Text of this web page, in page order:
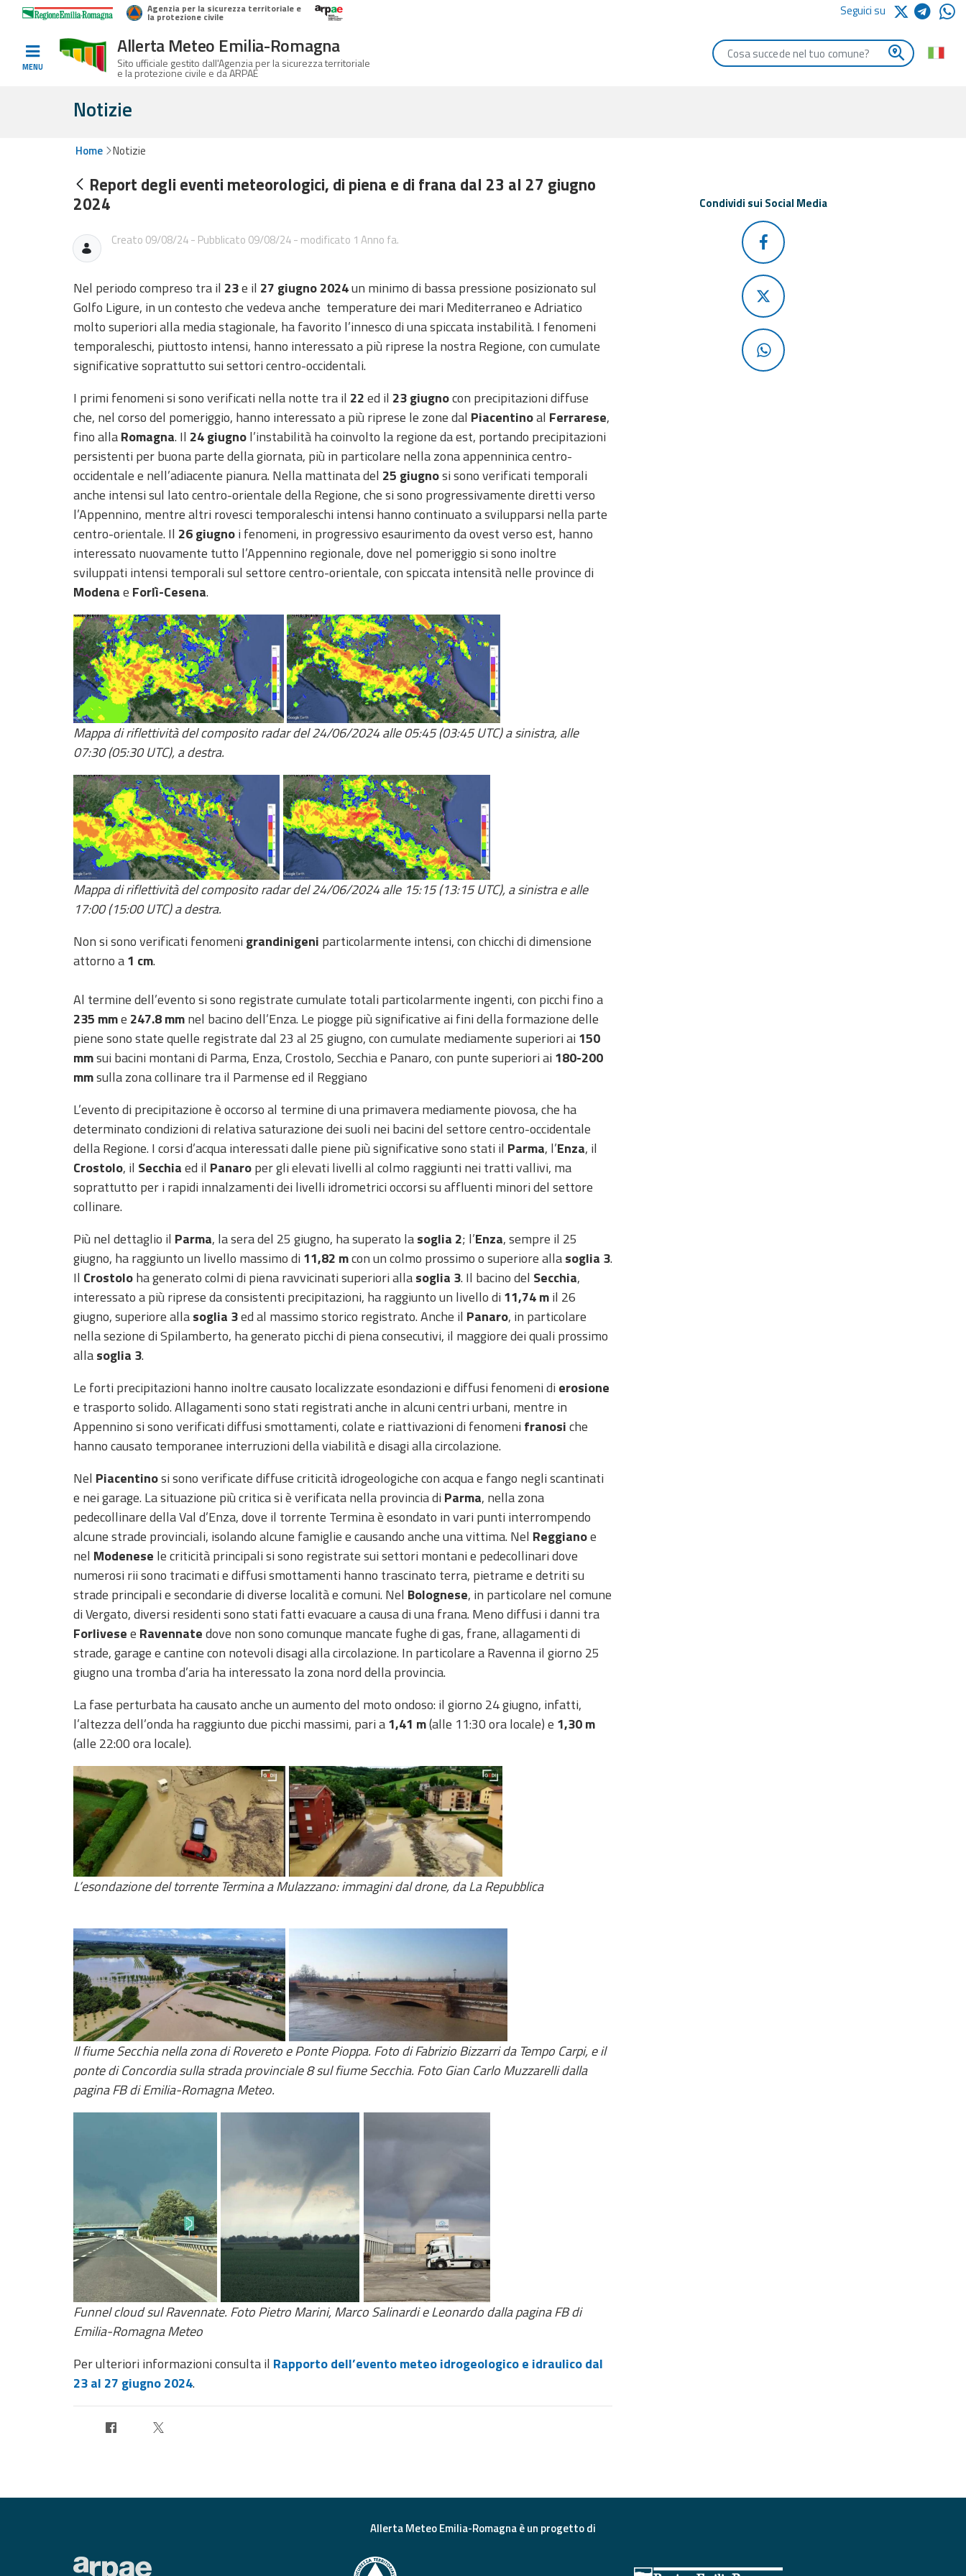
Home
Informati e
Allerte E
Allerte e
Bollettini
Valanghe
Monitoraggio
Aggiornamenti sugli
Previsioni e
Previsioni meteo e
Dati osservati
Radar meteo
Strumenti
Operativi
Aggiornamenti
Tutte le novità
pubblicate su Allerta
Informazioni
Scopri tutto sul sito e
sugli enti coinvolti
Domande
frequenti
Guida per gli
Il progetto
Romagna
Contatti
Logo Regione Emilia-Romagna
Agenzia per la sicurezza territoriale e
la protezione civile Logo Arpae Seguici su
MENU
Allerta Meteo Emilia-Romagna
Sito ufficiale gestito dall'Agenzia per la sicurezza territoriale
e la protezione civile e da ARPAE
Notizie
Home Notizie
Report degli eventi meteorologici, di piena e di frana dal 23 al 27 giugno
2024
Creato 09/08/24 - Pubblicato 09/08/24 - modificato 1 Anno fa.
Nel periodo compreso tra il 23e il 27 giugno 2024un minimo di bassa pressione posizionato sul
Golfo Ligure, in un contesto che vedeva anche temperature dei mari Mediterraneo e Adriatico
molto superiori alla media stagionale, ha favorito l’innesco di una spiccata instabilità. I fenomeni
temporaleschi, piuttosto intensi, hanno interessato a più riprese la nostra Regione, con cumulate
significative soprattutto sui settori centro-occidentali.
I primi fenomeni si sono verificati nella notte tra il 22ed il 23 giugnocon precipitazioni diffuse
che, nel corso del pomeriggio, hanno interessato a più riprese le zone dal Piacentinoal Ferrarese,
fino allaRomagna. Il 24 giugnol’instabilità ha coinvolto la regione da est, portando precipitazioni
persistenti per buona parte della giornata, più in particolare nella zona appenninica centro-
occidentale e nell’adiacente pianura. Nella mattinata del 25 giugnosi sono verificati temporali
anche intensi sul lato centro-orientale della Regione, che si sono progressivamente diretti verso
l’Appennino, mentre altri rovesci temporaleschi intensi hanno continuato a svilupparsi nella parte
centro-orientale. Il 26 giugnoi fenomeni, in progressivo esaurimento da ovest verso est, hanno
interessato nuovamente tutto l’Appennino regionale, dove nel pomeriggio si sono inoltre
sviluppati intensi temporali sul settore centro-orientale, con spiccata intensità nelle province di
Modenae Forlì-Cesena.
Mappa di riflettività del composito radar del 24/06/2024 alle 05:45 (03:45 UTC) a sinistra, alle
07:30 (05:30 UTC), a destra.
Mappa di riflettività del composito radar del 24/06/2024 alle 15:15 (13:15 UTC), a sinistra e alle
17:00 (15:00 UTC) a destra.
Non si sono verificati fenomeni grandinigeni particolarmente intensi, con chicchi di dimensione
attorno a1 cm.
Al termine dell’evento si sono registrate cumulate totali particolarmente ingenti, con picchi fino a
235 mme 247.8 mmnel bacino dell’Enza. Le piogge più significative ai fini della formazione delle
piene sono state quelle registrate dal 23 al 25 giugno, con cumulate mediamente superiori ai 150
mmsui bacini montani di Parma, Enza, Crostolo, Secchia e Panaro, con punte superiori ai 180-200
mmsulla zona collinare tra il Parmense ed il Reggiano
L’evento di precipitazione è occorso al termine di una primavera mediamente piovosa, che ha
determinato condizioni di relativa saturazione dei suoli nei bacini del settore centro-occidentale
della Regione. I corsi d’acqua interessati dalle piene più significative sono stati il Parma, l’Enza, il
Crostolo, il Secchiaed il Panaroper gli elevati livelli al colmo raggiunti nei tratti vallivi, ma
soprattutto per i rapidi innalzamenti dei livelli idrometrici occorsi su affluenti minori del settore
collinare.
Più nel dettaglio il Parma, la sera del 25 giugno, ha superato lasoglia 2; l’Enza, sempre il 25
giugno, ha raggiunto un livello massimo di 11,82 mcon un colmo prossimo o superiore allasoglia 3.
Il Crostoloha generato colmi di piena ravvicinati superiori allasoglia 3. Il bacino del Secchia,
interessato a più riprese da consistenti precipitazioni, ha raggiunto un livello di 11,74 mil 26
giugno, superiore allasoglia 3ed al massimo storico registrato. Anche il Panaro, in particolare
nella sezione di Spilamberto, ha generato picchi di piena consecutivi, il maggiore dei quali prossimo
allasoglia 3.
Le forti precipitazioni hanno inoltre causato localizzate esondazioni e diffusi fenomeni di erosione
e trasporto solido. Allagamenti sono stati registrati anche in alcuni centri urbani, mentre in
Appennino si sono verificati diffusi smottamenti, colate e riattivazioni di fenomeni franosiche
hanno causato temporanee interruzioni della viabilità e disagi alla circolazione.
Nel Piacentinosi sono verificate diffuse criticità idrogeologiche con acqua e fango negli scantinati
e nei garage. La situazione più critica si è verificata nella provincia di Parma, nella zona
pedecollinare della Val d’Enza, dove il torrente Termina è esondato in vari punti interrompendo
alcune strade provinciali, isolando alcune famiglie e causando anche una vittima. Nel Reggianoe
nel Modenese le criticità principali si sono registrate sui settori montani e pedecollinari dove
numerosi rii sono tracimati e diffusi smottamenti hanno trascinato terra, pietrame e detriti su
strade principali e secondarie di diverse località e comuni. Nel Bolognese, in particolare nel comune
di Vergato, diversi residenti sono stati fatti evacuare a causa di una frana. Meno diffusi i danni tra
Forlivesee Ravennatedove non sono comunque mancate fughe di gas, frane, allagamenti di
strade, garage e cantine con notevoli disagi alla circolazione. In particolare a Ravenna il giorno 25
giugno una tromba d’aria ha interessato la zona nord della provincia.
La fase perturbata ha causato anche un aumento del moto ondoso: il giorno 24 giugno, infatti,
l’altezza dell’onda ha raggiunto due picchi massimi, pari a1,41 m(alle 11:30 ora locale) e 1,30 m
(alle 22:00 ora locale).
L’esondazione del torrente Termina a Mulazzano: immagini dal drone, da La Repubblica
Il fiume Secchia nella zona di Rovereto e Ponte Pioppa. Foto di Fabrizio Bizzarri da Tempo Carpi, e il
ponte di Concordia sulla strada provinciale 8 sul fiume Secchia. Foto Gian Carlo Muzzarelli dalla
pagina FB di Emilia-Romagna Meteo.
Funnel cloud sul Ravennate. Foto Pietro Marini, Marco Salinardi e Leonardo dalla pagina FB di
Emilia-Romagna Meteo
Per ulteriori informazioni consulta il Rapporto dell’evento meteo idrogeologico e idraulico dal
23 al 27 giugno 2024.
Condividi sui Social Media
Allerta Meteo Emilia-Romagna è un progetto di